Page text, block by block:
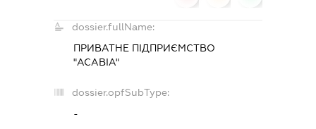
dossier.fullName:
ПРИВАТНЕ ПІДПРИЄМСТВО
"АСАВІА"
dossier.opfSubType:
-